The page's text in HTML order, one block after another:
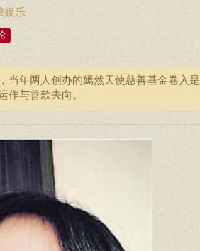
娱乐
当年两人创办的嫣然天使慈善基金卷入是
作与善款去向。